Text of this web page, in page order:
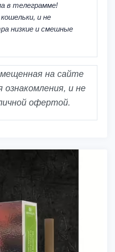
в телеграмме!
и не
низкие и смешные
на сайте
ознакомления, и не
офертой.